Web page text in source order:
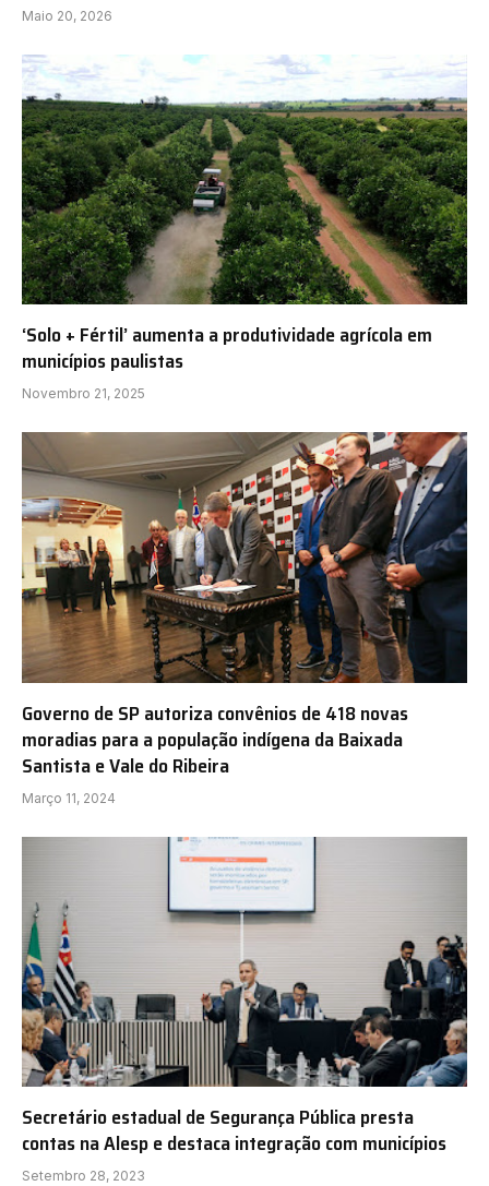
Maio 20, 2026
‘Solo + Fértil’ aumenta a produtividade agrícola em
municípios paulistas
Novembro 21, 2025
Governo de SP autoriza convênios de 418 novas
moradias para a população indígena da Baixada
Santista e Vale do Ribeira
Março 11, 2024
Secretário estadual de Segurança Pública presta
contas na Alesp e destaca integração com municípios
Setembro 28, 2023